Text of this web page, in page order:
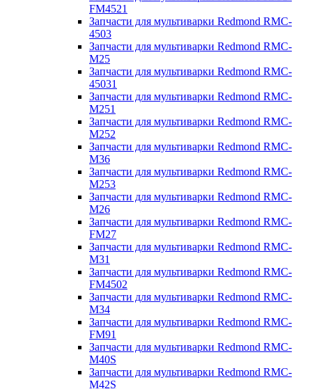
FM4521
Запчасти для мультиварки Redmond RMC-
4503
Запчасти для мультиварки Redmond RMC-
M25
Запчасти для мультиварки Redmond RMC-
45031
Запчасти для мультиварки Redmond RMC-
M251
Запчасти для мультиварки Redmond RMC-
M252
Запчасти для мультиварки Redmond RMC-
M36
Запчасти для мультиварки Redmond RMC-
M253
Запчасти для мультиварки Redmond RMC-
M26
Запчасти для мультиварки Redmond RMC-
FM27
Запчасти для мультиварки Redmond RMC-
M31
Запчасти для мультиварки Redmond RMC-
FM4502
Запчасти для мультиварки Redmond RMC-
M34
Запчасти для мультиварки Redmond RMC-
FM91
Запчасти для мультиварки Redmond RMC-
M40S
Запчасти для мультиварки Redmond RMC-
M42S